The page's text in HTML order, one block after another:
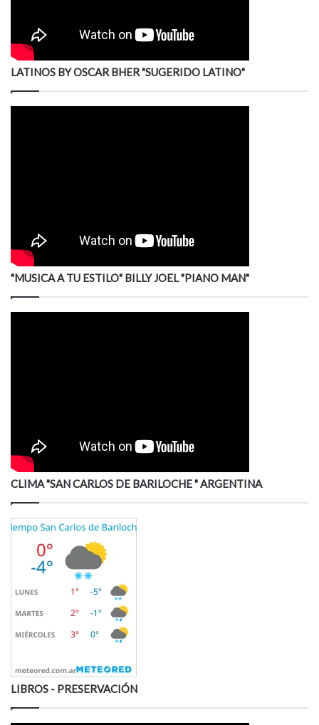
LATINOS BY OSCAR BHER "SUGERIDO LATINO"
"MUSICA A TU ESTILO" BILLY JOEL "PIANO MAN"
CLIMA "SAN CARLOS DE BARILOCHE " ARGENTINA
LIBROS - PRESERVACIÓN